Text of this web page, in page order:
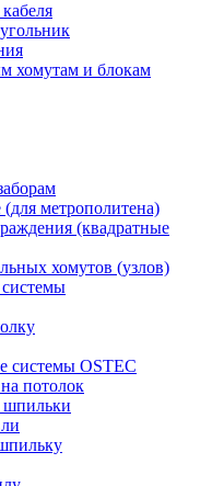
хомутам и блокам
метрополитена)
(квадратные
хомутов (узлов)
системы OSTEC
потолок
шпильки